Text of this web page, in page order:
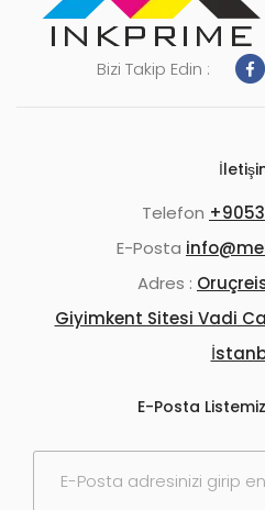
Bizi Takip Edin :
Telefon
E-Posta
Adres :
Giyimkent Sitesi Vadi
E-Posta
E